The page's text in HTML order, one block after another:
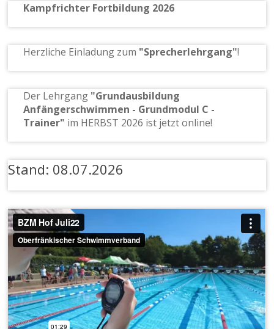
Kampfrichter Fortbildung 2026
Herzliche Einladung zum "Sprecherlehrgang"!
Der Lehrgang "Grundausbildung
Anfängerschwimmen - Grundmodul C -
Trainer" im HERBST 2026 ist jetzt online!
Stand: 08.07.2026